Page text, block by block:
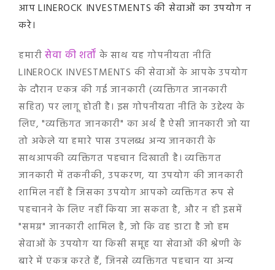
आप LINEROCK INVESTMENTS की सेवाओं का उपयोग न
करे।
हमारीसेवा की शर्तों के साथ यह गोपनीयता नीति
LINEROCK INVESTMENTS की सेवाओं के आपके उपयोग
के दौरान एकत्र की गई जानकारी (व्यक्तिगत जानकारी
सहित) पर लागू होती है। इस गोपनीयता नीति के उद्देश्य के
लिए, "व्यक्तिगत जानकारी" का अर्थ है ऐसी जानकारी जो या
तो अकेले या हमारे पास उपलब्ध अन्य जानकारी के
साथआपकी व्यक्तिगत पहचान दिखाती है। व्यक्तिगत
जानकारी में तकनीकी, उपकरण, या उपयोग की जानकारी
शामिल नहीं है जिसका उपयोग आपको व्यक्तिगत रूप से
पहचानने के लिए नहीं किया जा सकता है, और न ही इसमें
"समग्र" जानकारी शामिल है, जो कि वह डाटा है जो हम
सेवाओं के उपयोग या किसी समूह या सेवाओं की श्रेणी के
बारे में एकत्र करते हैं, जिनसे व्यक्तिगत पहचान या अन्य